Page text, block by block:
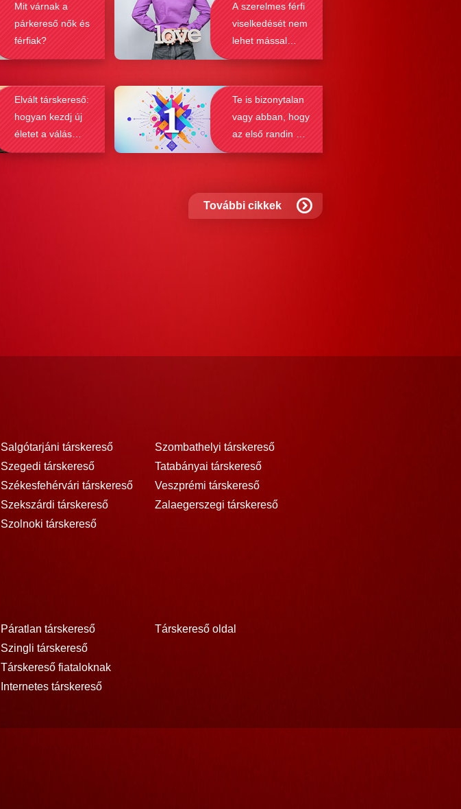
sikerének a receptjét, melyeket vizsgálva
bebizonyosodik, hogy a kötődési típusok
befolyásolják a társkeresést.
Mit várnak a
párkereső nők és
férfiak?
A szerelmes férfi
viselkedését nem
lehet mással
összetéveszteni
Elvált társkereső:
hogyan kezdj új
életet a válás
után?
Te is bizonytalan
vagy abban, hogy
az első randin mit
szabad és mit
További cikkek
Salgótarjáni társkereső
Szegedi társkereső
Székesfehérvári társkereső
Szekszárdi társkereső
Szolnoki társkereső
Szombathelyi társkereső
Tatabányai társkereső
Veszprémi társkereső
Zalaegerszegi társkereső
Páratlan társkereső
Szingli társkereső
Társkereső fiataloknak
Internetes társkereső
Társkereső oldal